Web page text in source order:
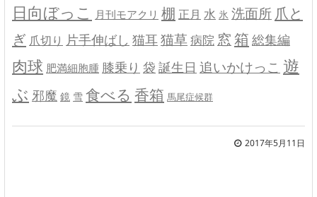
日向ぼっこ 月刊モアクリ 棚 正月 水 氷 洗面所 爪と
ぎ 爪切り 片手伸ばし 猫耳猫草 病院 窓箱 総集編
肉球 肥満細胞腫 膝乗り 袋 誕生日 追いかけっこ 遊
ぶ 邪魔 鏡 雪 食べる 香箱 馬尾症候群
2017年5月11日